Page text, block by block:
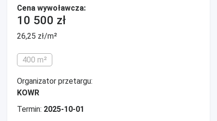
Cena wywoławcza:
10 500 zł
26,25 zł/m²
400 m²
Organizator przetargu:
KOWR
Termin: 2025-10-01